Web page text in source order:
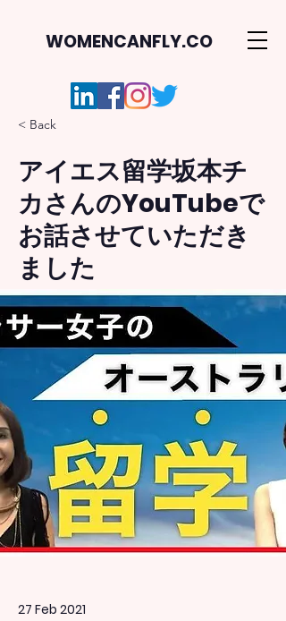
WOMENCANFLY.CO
< Back
アイエス留学坂本チ
カさんのYouTubeで
お話させていただき
ました
27 Feb 2021